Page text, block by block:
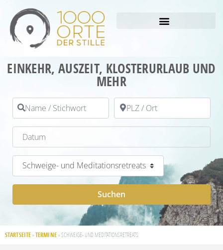
EINKEHR, AUSZEIT, KLOSTERURLAUB UND
MEHR
Name / Stichwort PLZ / Ort
Datum
Kategorie
Suchen
STARTSEITE » TERMINE» SCHWEIGE- UND MEDITATIONSRETREATS